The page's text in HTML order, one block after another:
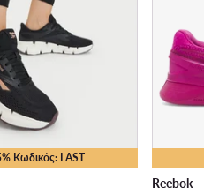
Κωδικός: LAST
Reebok